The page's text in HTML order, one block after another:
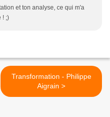
et ton analyse, ce qui m'a
! ;)
Transformation - Philippe
Aigrain >